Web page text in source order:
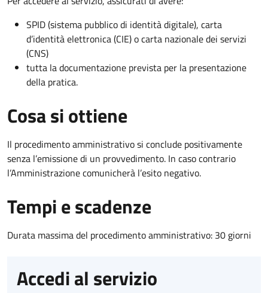
SPID (sistema pubblico di identità digitale), carta
d’identità elettronica (CIE) o carta nazionale dei servizi
(CNS)
tutta la documentazione prevista per la presentazione
della pratica.
Cosa si ottiene
Il procedimento amministrativo si conclude positivamente
senza l’emissione di un provvedimento. In caso contrario
l’Amministrazione comunicherà l’esito negativo.
Tempi e scadenze
Durata massima del procedimento amministrativo: 30 giorni
Accedi al servizio